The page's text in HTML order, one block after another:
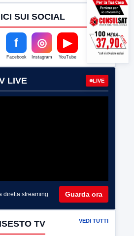
SUI SOCIAL
f
Facebook
◎
Instagram
▶
YouTube
LIVE LIVE
diretta streaming Guarda ora
TV VEDI TUTTI